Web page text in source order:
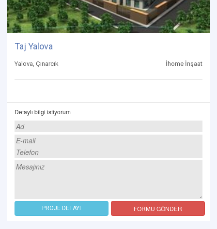
Taj Yalova
Yalova, Çınarcık İhome İnşaat
Detaylı bilgi istiyorum
PROJE DETAYI FORMU GÖNDER